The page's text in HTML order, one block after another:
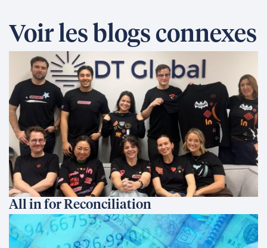
Voir les blogs connexes
All in for Reconciliation